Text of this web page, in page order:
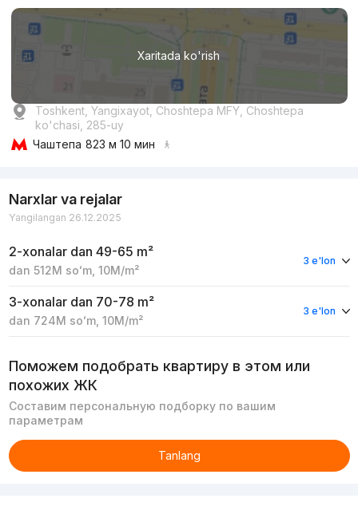
Xaritada ko'rish
Toshkent, Yangixayot, Choshtepa MFY, Choshtepa
ko'chasi, 285-uy
Чаштепа 823 м 10 мин
Narxlar va rejalar
Yangilangan 26.12.2025
2-xonalar dan 49-65 m²
dan 512M soʻm, 10M/m²
3 e'lon
3-xonalar dan 70-78 m²
dan 724M soʻm, 10M/m²
3 e'lon
Поможем подобрать квартиру в этом или
похожих ЖК
Составим персональную подборку по вашим
параметрам
Tanlang